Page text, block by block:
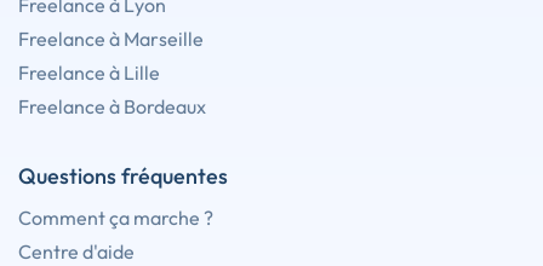
Freelance à Lyon
Freelance à Marseille
Freelance à Lille
Freelance à Bordeaux
Questions fréquentes
Comment ça marche ?
Centre d'aide